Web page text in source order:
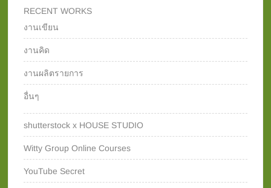
RECENT WORKS
งานเขียน
งานคิด
งานผลิตรายการ
อื่นๆ
shutterstock x HOUSE STUDIO
Witty Group Online Courses‎
YouTube Secret